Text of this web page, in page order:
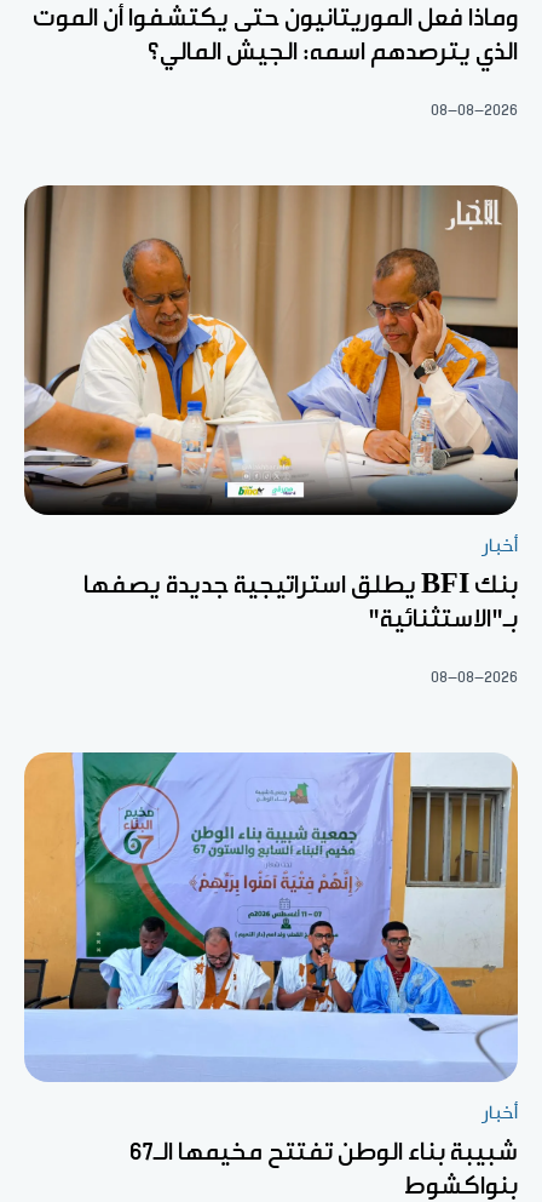
وماذا فعل الموريتانيون حتى يكتشفوا أن الموت
الذي يترصدهم اسمه: الجيش المالي؟
08-08-2026
أخبار
بنك BFI يطلق استراتيجية جديدة يصفها
بـ"الاستثنائية"
08-08-2026
أخبار
شبيبة بناء الوطن تفتتح مخيمها الـ67
بنواكشوط